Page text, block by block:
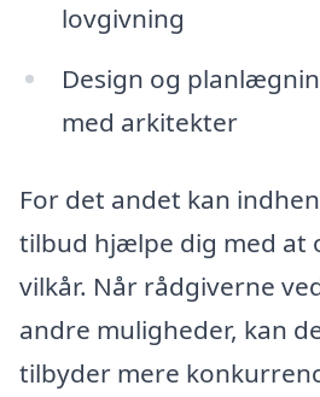
lovgivning
Design og
med arkitekter
For det andet kan
tilbud hjælpe dig med at
vilkår. Når rådgiverne
andre muligheder, kan
tilbyder mere